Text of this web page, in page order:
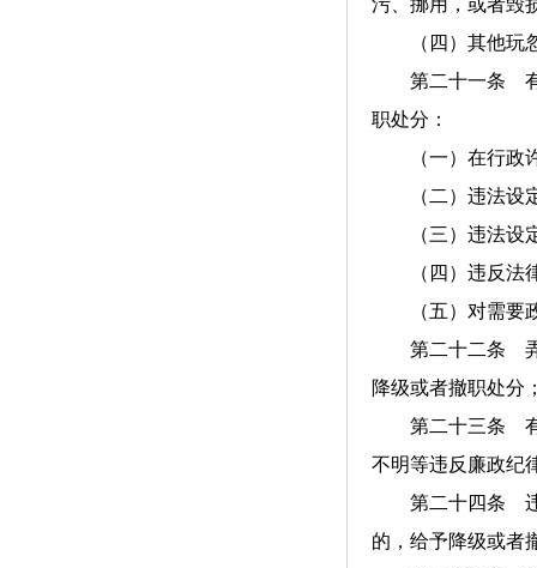
污、挪用，或者毁
（四）其他玩忽
第二十一条 有下
职处分：
（一）在行政许
（二）违法设定
（三）违法设定
（四）违反法律
（五）对需要政
第二十二条 弄虚
降级或者撤职处分
第二十三条 有贪
不明等违反廉政纪
第二十四条 违反
的，给予降级或者